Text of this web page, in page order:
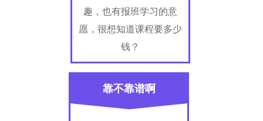
趣，也有报班学习的意
愿，很想知道课程要多少
钱？
靠不靠谱啊